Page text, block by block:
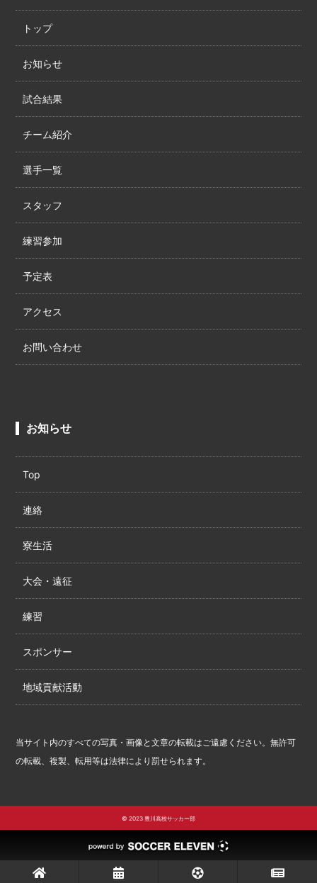
トップ
お知らせ
試合結果
チーム紹介
選手一覧
スタッフ
練習参加
予定表
アクセス
お問い合わせ
お知らせ
Top
連絡
寮生活
大会・遠征
練習
スポンサー
地域貢献活動
当サイト内のすべての写真・画像と文章の転載はご遠慮ください。無許可
の転載、複製、転用等は法律により罰せられます。
© 2023 豊川高校サッカー部